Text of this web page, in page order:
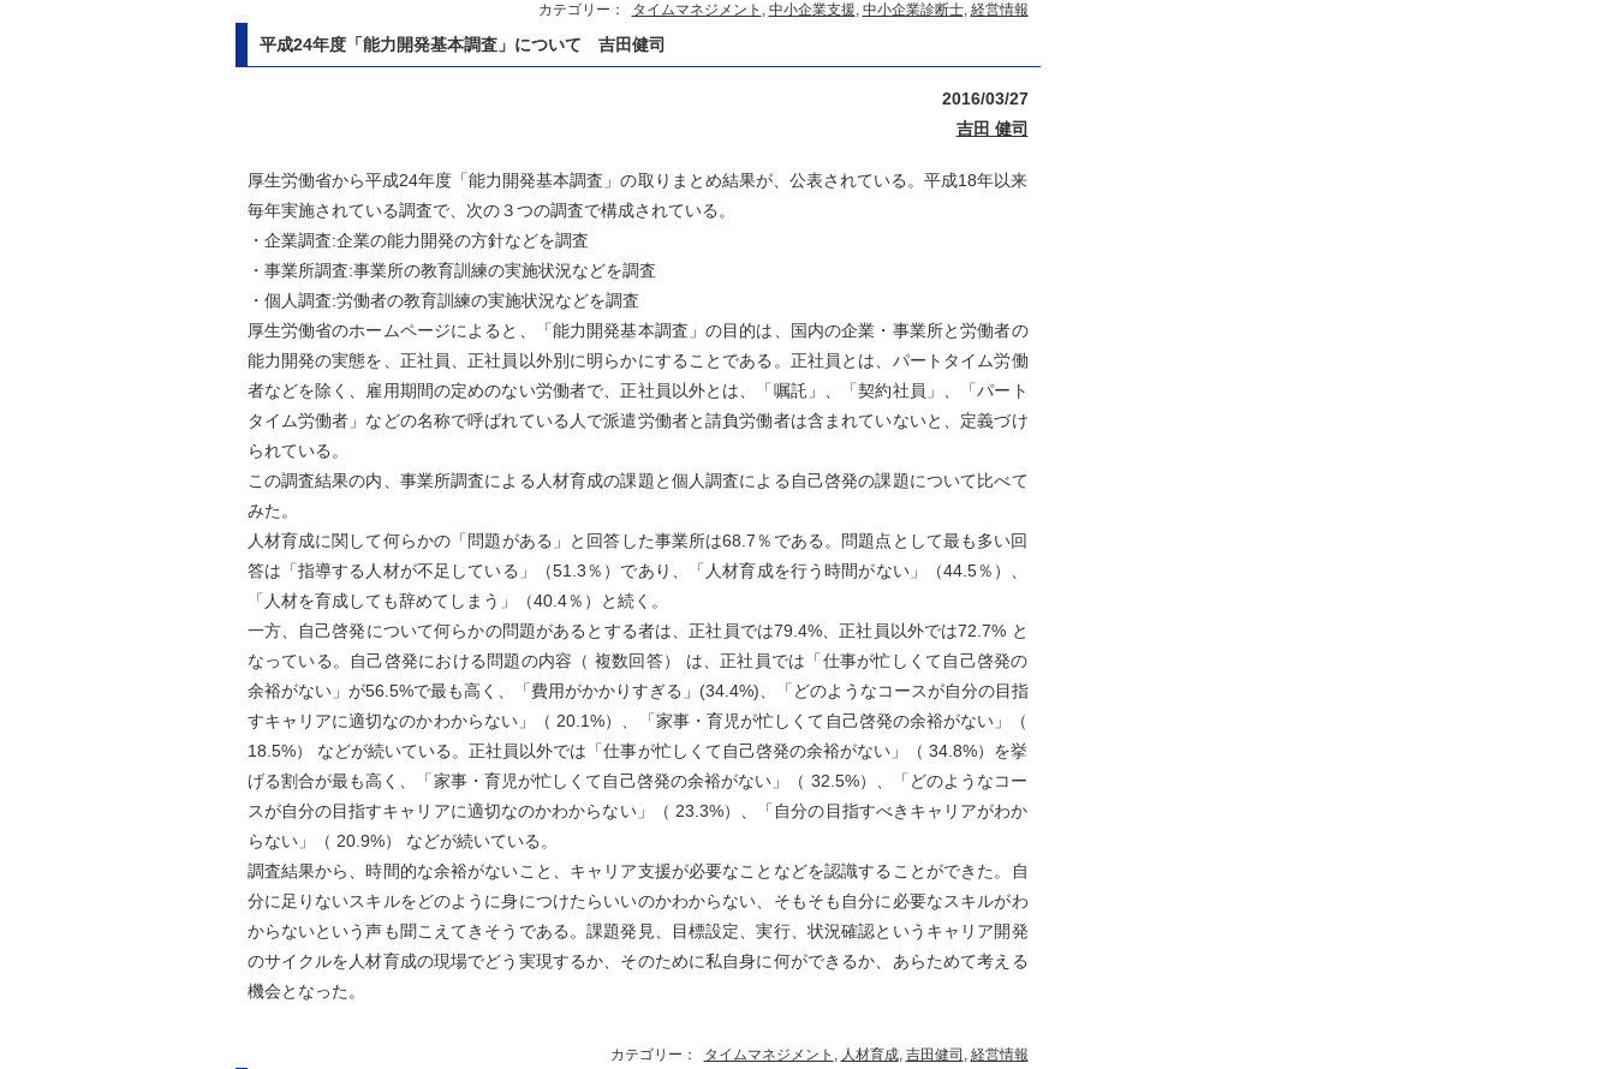
カテゴリー： タイムマネジメント , 中小企業支援, 中小企業診断士, 経営情報
平成24年度「能力開発基本調査」について 吉田健司
2016/03/27
吉田 健司
厚生労働省から平成24年度「能力開発基本調査」の取りまとめ結果が、公表されている。平成18年以来
毎年実施されている調査で、次の３つの調査で構成されている。
・企業調査:企業の能力開発の方針などを調査
・事業所調査:事業所の教育訓練の実施状況などを調査
・個人調査:労働者の教育訓練の実施状況などを調査
厚生労働省のホームページによると、「能力開発基本調査」の目的は、国内の企業・事業所と労働者の
能力開発の実態を、正社員、正社員以外別に明らかにすることである。正社員とは、パートタイム労働
者などを除く、雇用期間の定めのない労働者で、正社員以外とは、「嘱託」、「契約社員」、「パート
タイム労働者」などの名称で呼ばれている人で派遣労働者と請負労働者は含まれていないと、定義づけ
られている。
この調査結果の内、事業所調査による人材育成の課題と個人調査による自己啓発の課題について比べて
みた。
人材育成に関して何らかの「問題がある」と回答した事業所は68.7％である。問題点として最も多い回
答は「指導する人材が不足している」（51.3％）であり、「人材育成を行う時間がない」（44.5％）、
「人材を育成しても辞めてしまう」（40.4％）と続く。
一方、自己啓発について何らかの問題があるとする者は、正社員では79.4%、正社員以外では72.7% と
なっている。自己啓発における問題の内容（ 複数回答） は、正社員では「仕事が忙しくて自己啓発の
余裕がない」が56.5%で最も高く、「費用がかかりすぎる」(34.4%)、「どのようなコースが自分の目指
すキャリアに適切なのかわからない」（ 20.1%）、「家事・育児が忙しくて自己啓発の余裕がない」（
18.5%） などが続いている。正社員以外では「仕事が忙しくて自己啓発の余裕がない」（ 34.8%）を挙
げる割合が最も高く、「家事・育児が忙しくて自己啓発の余裕がない」（ 32.5%）、「どのようなコー
スが自分の目指すキャリアに適切なのかわからない」（ 23.3%）、「自分の目指すべきキャリアがわか
らない」（ 20.9%） などが続いている。
調査結果から、時間的な余裕がないこと、キャリア支援が必要なことなどを認識することができた。自
分に足りないスキルをどのように身につけたらいいのかわからない、そもそも自分に必要なスキルがわ
からないという声も聞こえてきそうである。課題発見、目標設定、実行、状況確認というキャリア開発
のサイクルを人材育成の現場でどう実現するか、そのために私自身に何ができるか、あらためて考える
機会となった。
カテゴリー： タイムマネジメント , 人材育成, 吉田健司 , 経営情報